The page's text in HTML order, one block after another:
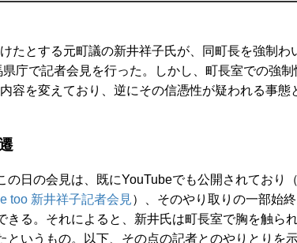
たとする元町議の新井祥子氏が、同町長を強制わ
庁で記者会見を行った。しかし、町長室での強制
容を変えており、逆にその信憑性が疑われる事態
日の会見は、既にYouTubeでも公開されており
too 新井祥子記者会見）、そのやり取りの一部始
きる。それによると、新井氏は町長室で胸を触ら
というもの。以下、その点の記者とのやりとりを